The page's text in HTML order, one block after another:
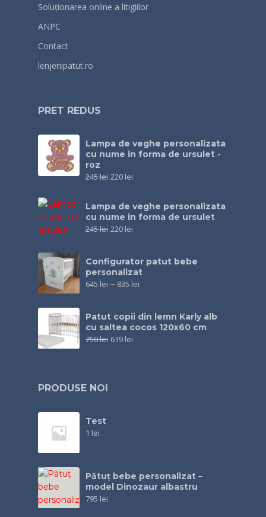
Soluționarea online a litigiilor
ANPC
Contact
lenjeriipatut.ro
PRET REDUS
Lampa de veghe personalizata
cu nume in forma de ursulet -
roz
245lei 220 lei
Lampa de veghe personalizata
cu nume in forma de ursulet
245lei 220 lei
Configurator patut bebe
personalizat
645 lei – 835 lei
Patut copii din lemn Karly alb
cu saltea cocos 120x60 cm
750lei 619 lei
PRODUSE NOI
Test
1 lei
Pătuț bebe personalizat –
model Dinozaur albastru
795 lei